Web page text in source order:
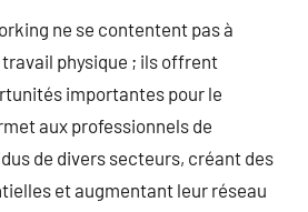
ne se contentent pas à
physique ; ils offrent
importantes pour le
aux professionnels de
de divers secteurs, créant des
et augmentant leur réseau